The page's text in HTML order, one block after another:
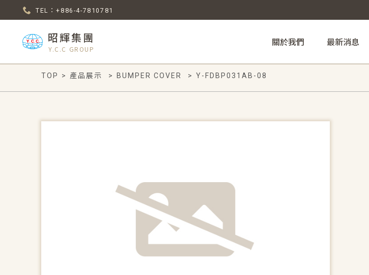
TEL：+886-4-7810781
昭輝集團
Y.C.C GROUP
關於我們 最新消息
TOP > 產品展示 > BUMPER COVER > Y-FDBP031AB-08